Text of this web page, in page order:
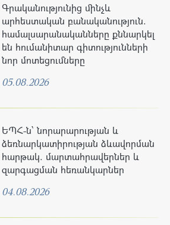
Գրականությունից մինչև
արհեստական բանականություն.
համալսարանականները քննարկել
են հումանիտար գիտությունների
նոր մոտեցումները
05.08.2026
ԵՊՀ-ն՝ նորարարության և
ձեռնարկատիրության ձևավորման
հարթակ. մարտահրավերներ և
զարգացման հեռանկարներ
04.08.2026